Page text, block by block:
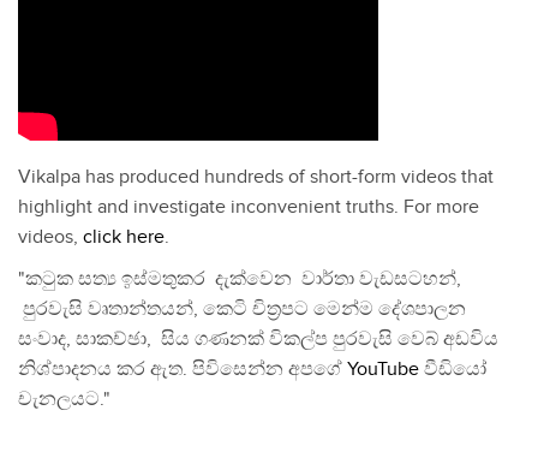
Vikalpa has produced hundreds of short-form videos that
highlight and investigate inconvenient truths. For more
videos, click here.
"කටුක සත්‍ය ඉස්මතුකර දැක්වෙන වාර්තා වැඩසටහන්,
පුරවැසි වෘතාන්තයන්, කෙටි චිත්‍රපට මෙන්ම දේශපාලන
සංවාද, සාකච්ඡා, සිය ගණනක් විකල්ප පුරවැසි වෙබ් අඩවිය
නිශ්පාදනය කර ඇත. පිවිසෙන්න අපගේ YouTube වීඩියෝ
චැනලයට."